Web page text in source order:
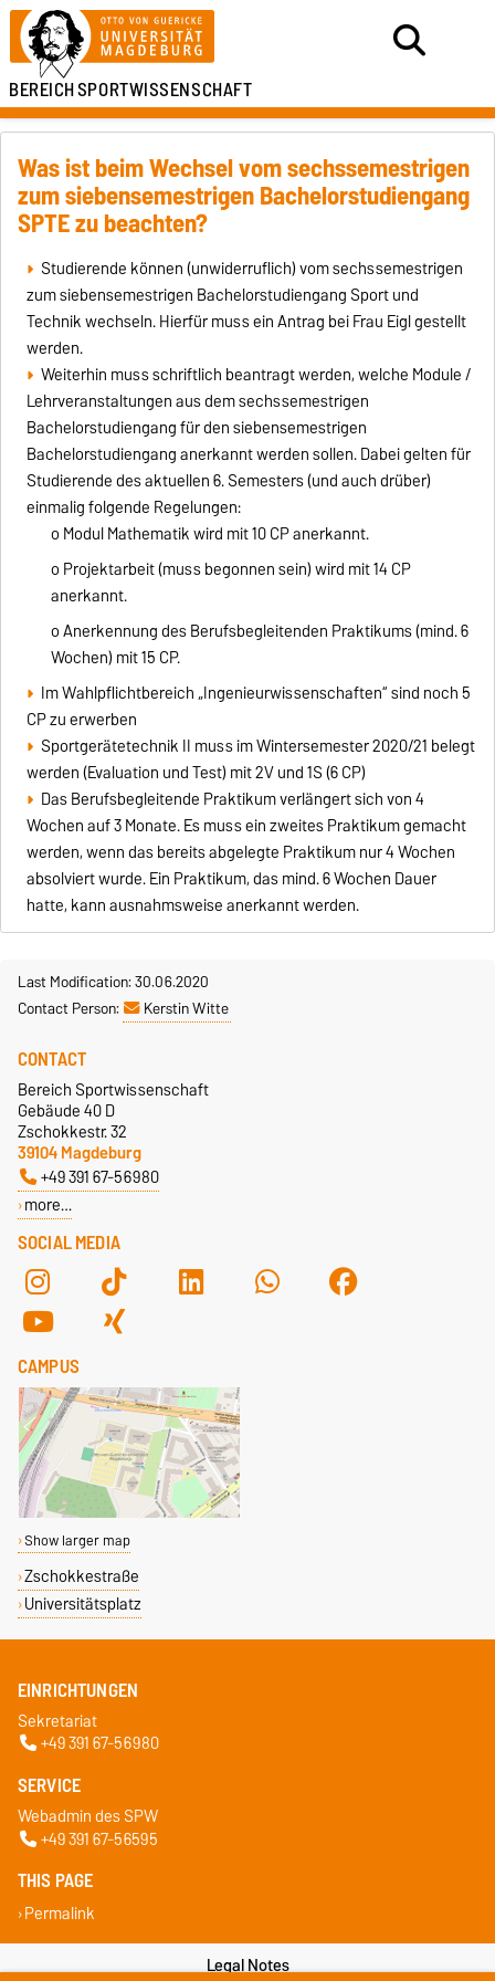
BEREICHSPORTWISSENSCHAFT
Was ist beim Wechsel vom sechssemestrigen
zum siebensemestrigen Bachelorstudiengang
SPTE zu beachten?
Studierende können (unwiderruflich) vom sechssemestrigen
zum siebensemestrigen Bachelorstudiengang Sport und
Technik wechseln. Hierfür muss ein Antrag bei Frau Eigl gestellt
werden.
Weiterhin muss schriftlich beantragt werden, welche Module /
Lehrveranstaltungen aus dem sechssemestrigen
Bachelorstudiengang für den siebensemestrigen
Bachelorstudiengang anerkannt werden sollen. Dabei gelten für
Studierende des aktuellen 6. Semesters (und auch drüber)
einmalig folgende Regelungen:
o Modul Mathematik wird mit 10 CP anerkannt.
o Projektarbeit (muss begonnen sein) wird mit 14 CP
anerkannt.
o Anerkennung des Berufsbegleitenden Praktikums (mind. 6
Wochen) mit 15 CP.
Im Wahlpflichtbereich „Ingenieurwissenschaften“ sind noch 5
CP zu erwerben
Sportgerätetechnik II muss im Wintersemester 2020/21 belegt
werden (Evaluation und Test) mit 2V und 1S (6 CP)
Das Berufsbegleitende Praktikum verlängert sich von 4
Wochen auf 3 Monate. Es muss ein zweites Praktikum gemacht
werden, wenn das bereits abgelegte Praktikum nur 4 Wochen
absolviert wurde. Ein Praktikum, das mind. 6 Wochen Dauer
hatte, kann ausnahmsweise anerkannt werden.
Last Modification: 30.06.2020
Contact Person:
Kerstin Witte
SOCIAL MEDIA
CONTACT
Bereich Sportwissenschaft
Gebäude 40 D
Zschokkestr. 32
39104 Magdeburg
+49 391 67-56980
more…
CAMPUS
Show larger map
Zschokkestraße
Universitätsplatz
EINRICHTUNGEN
Sekretariat
+49 391 67-56980
SERVICE
Webadmin des SPW
+49 391 67-56595
THIS PAGE
Permalink
Legal Notes